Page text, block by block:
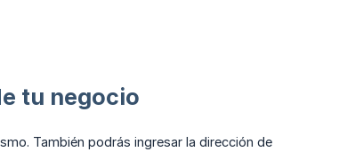
tu negocio
También podrás ingresar la dirección de